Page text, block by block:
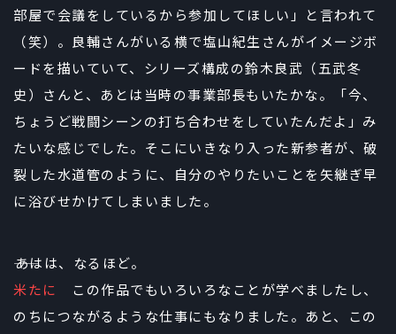
部屋で会議をしているから参加してほしい」と言われて
（笑）。良輔さんがいる横で塩山紀生さんがイメージボ
ードを描いていて、シリーズ構成の鈴木良武（五武冬
史）さんと、あとは当時の事業部長もいたかな。「今、
ちょうど戦闘シーンの打ち合わせをしていたんだよ」み
たいな感じでした。そこにいきなり入った新参者が、破
裂した水道管のように、自分のやりたいことを矢継ぎ早
に浴びせかけてしまいました。
――あはは、なるほど。
米たに
この作品でもいろいろなことが学べましたし、
のちにつながるような仕事にもなりました。あと、この